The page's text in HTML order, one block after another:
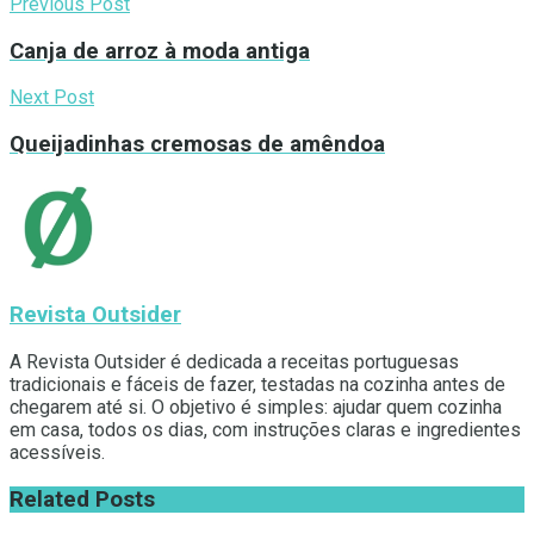
Canja de arroz à moda antiga
Next Post
Queijadinhas cremosas de amêndoa
Revista Outsider
A Revista Outsider é dedicada a receitas portuguesas
tradicionais e fáceis de fazer, testadas na cozinha antes de
chegarem até si. O objetivo é simples: ajudar quem cozinha
em casa, todos os dias, com instruções claras e ingredientes
acessíveis.
Related Posts